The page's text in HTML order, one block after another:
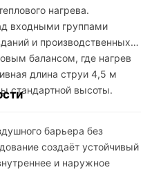
нагрева.
входными группами
и производственных
балансом, где нагрев
длина струи 4,5 м
стандартной высоты.
барьера без
создаёт устойчивый
и наружное